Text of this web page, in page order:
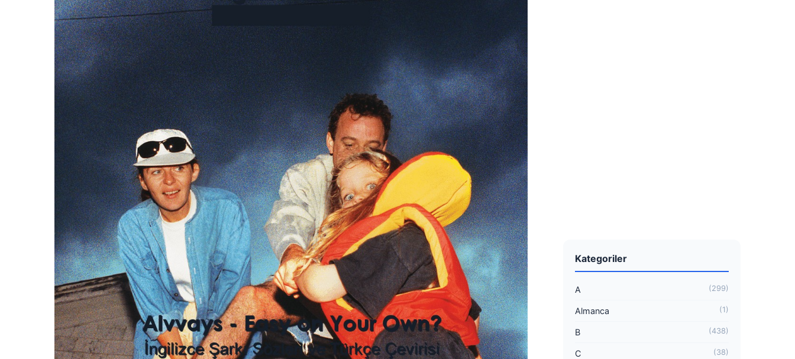
Kategoriler
A (299)
Almanca (1)
B (438)
C (38)